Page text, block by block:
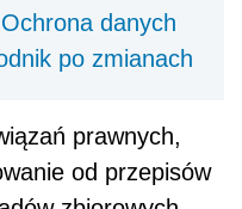
danych
po zmianach
prawnych,
od przepisów